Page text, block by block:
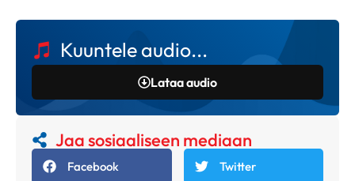
Kuuntele audio...
Lataa audio
Jaa sosiaaliseen mediaan
Facebook Twitter